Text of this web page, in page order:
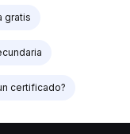
gratis
certificado?